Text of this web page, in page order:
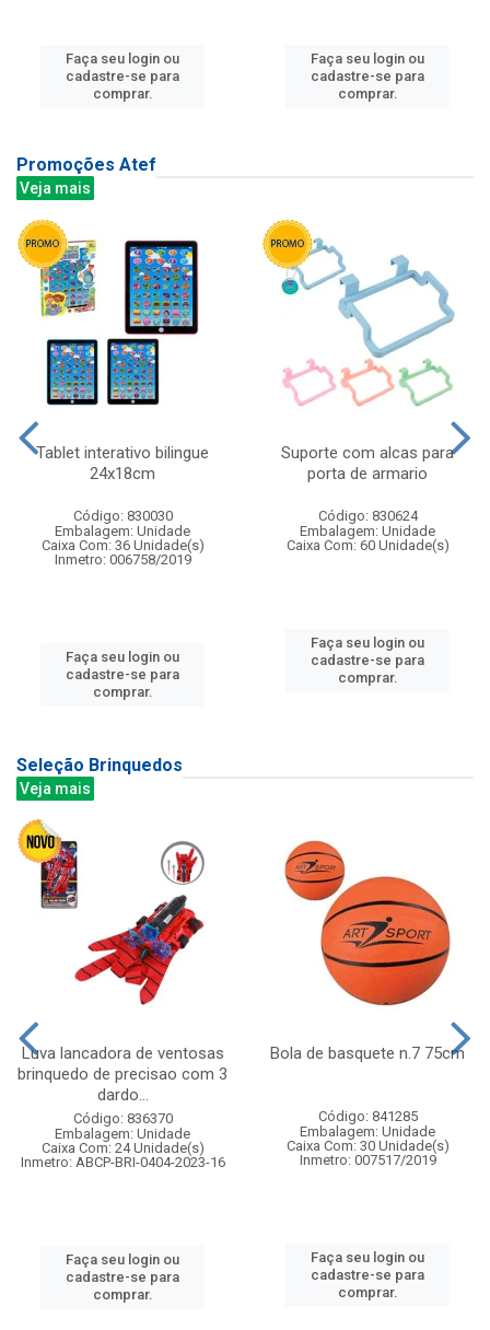
Faça seu login ou
cadastre-se para
comprar.
Faça seu login ou
cadastre-se para
comprar.
Promoções Atef
Veja mais
Tablet interativo bilingue
24x18cm
Código: 830030
Embalagem: Unidade
Caixa Com: 36 Unidade(s)
Inmetro: 006758/2019
Faça seu login ou
cadastre-se para
comprar.
Suporte com alcas para
porta de armario
Código: 830624
Embalagem: Unidade
Caixa Com: 60 Unidade(s)
Faça seu login ou
cadastre-se para
comprar.
Seleção Brinquedos
Veja mais
Luva lancadora de ventosas
brinquedo de precisao com 3
dardo...
Código: 836370
Embalagem: Unidade
Caixa Com: 24 Unidade(s)
Inmetro: ABCP-BRI-0404-2023-16
Faça seu login ou
cadastre-se para
comprar.
Bola de basquete n.7 75cm
Código: 841285
Embalagem: Unidade
Caixa Com: 30 Unidade(s)
Inmetro: 007517/2019
Faça seu login ou
cadastre-se para
comprar.